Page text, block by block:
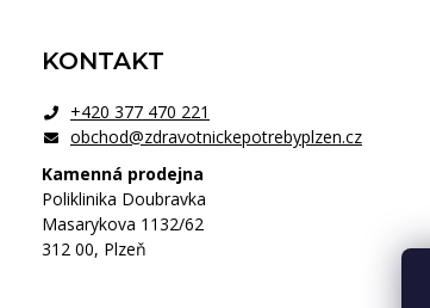
KONTAKT
+420 377 470 221
obchod@zdravotnickepotrebyplzen.cz
Kamenná prodejna
Poliklinika Doubravka
Masarykova 1132/62
312 00, Plzeň